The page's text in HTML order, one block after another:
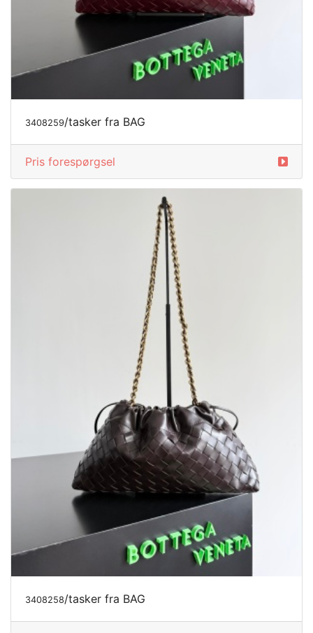
3408259/tasker fra BAG
Pris forespørgsel
3408258/tasker fra BAG